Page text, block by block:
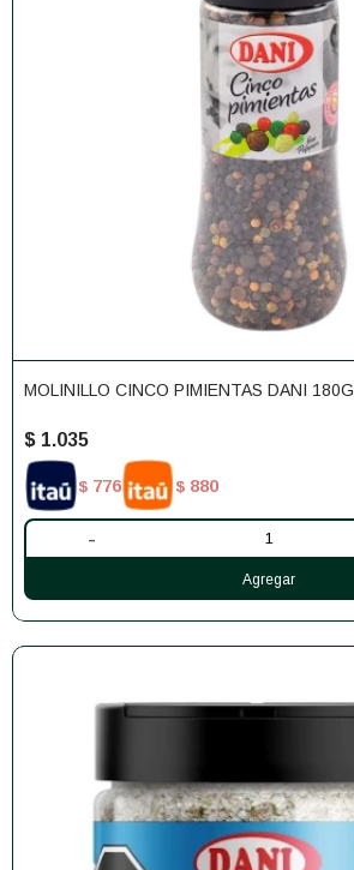
MOLINILLO CINCO PIMIENTAS DANI 180G
$ 1.035
$ 776 $ 880
-